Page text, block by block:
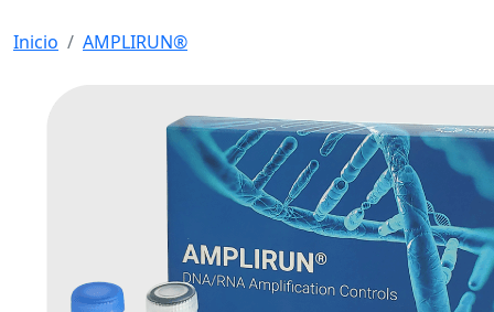
Inicio AMPLIRUN®